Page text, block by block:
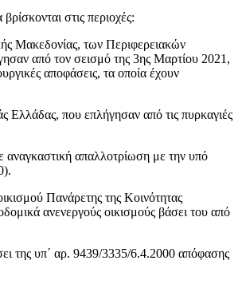
στις περιοχές:
Μακεδονίας, των Περιφερειακών
από τον σεισμό της 3ης Μαρτίου 2021,
αποφάσεις, τα οποία έχουν
Ελλάδας, που επλήγησαν από τις πυρκαγιές
αναγκαστική απαλλοτρίωση με την υπό
Πανάρετης της Κοινότητας
ανενεργούς οικισμούς βάσει του από
της υπ΄ αρ. 9439/3335/6.4.2000 απόφασης